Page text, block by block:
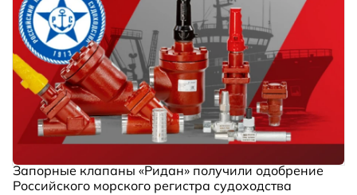
Запорные клапаны «Ридан» получили одобрение
Российского морского регистра судоходства